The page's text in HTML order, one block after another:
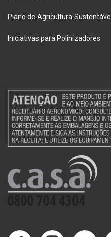
Plano de Agricultura Sustentável
Iniciativas para Polinizadores